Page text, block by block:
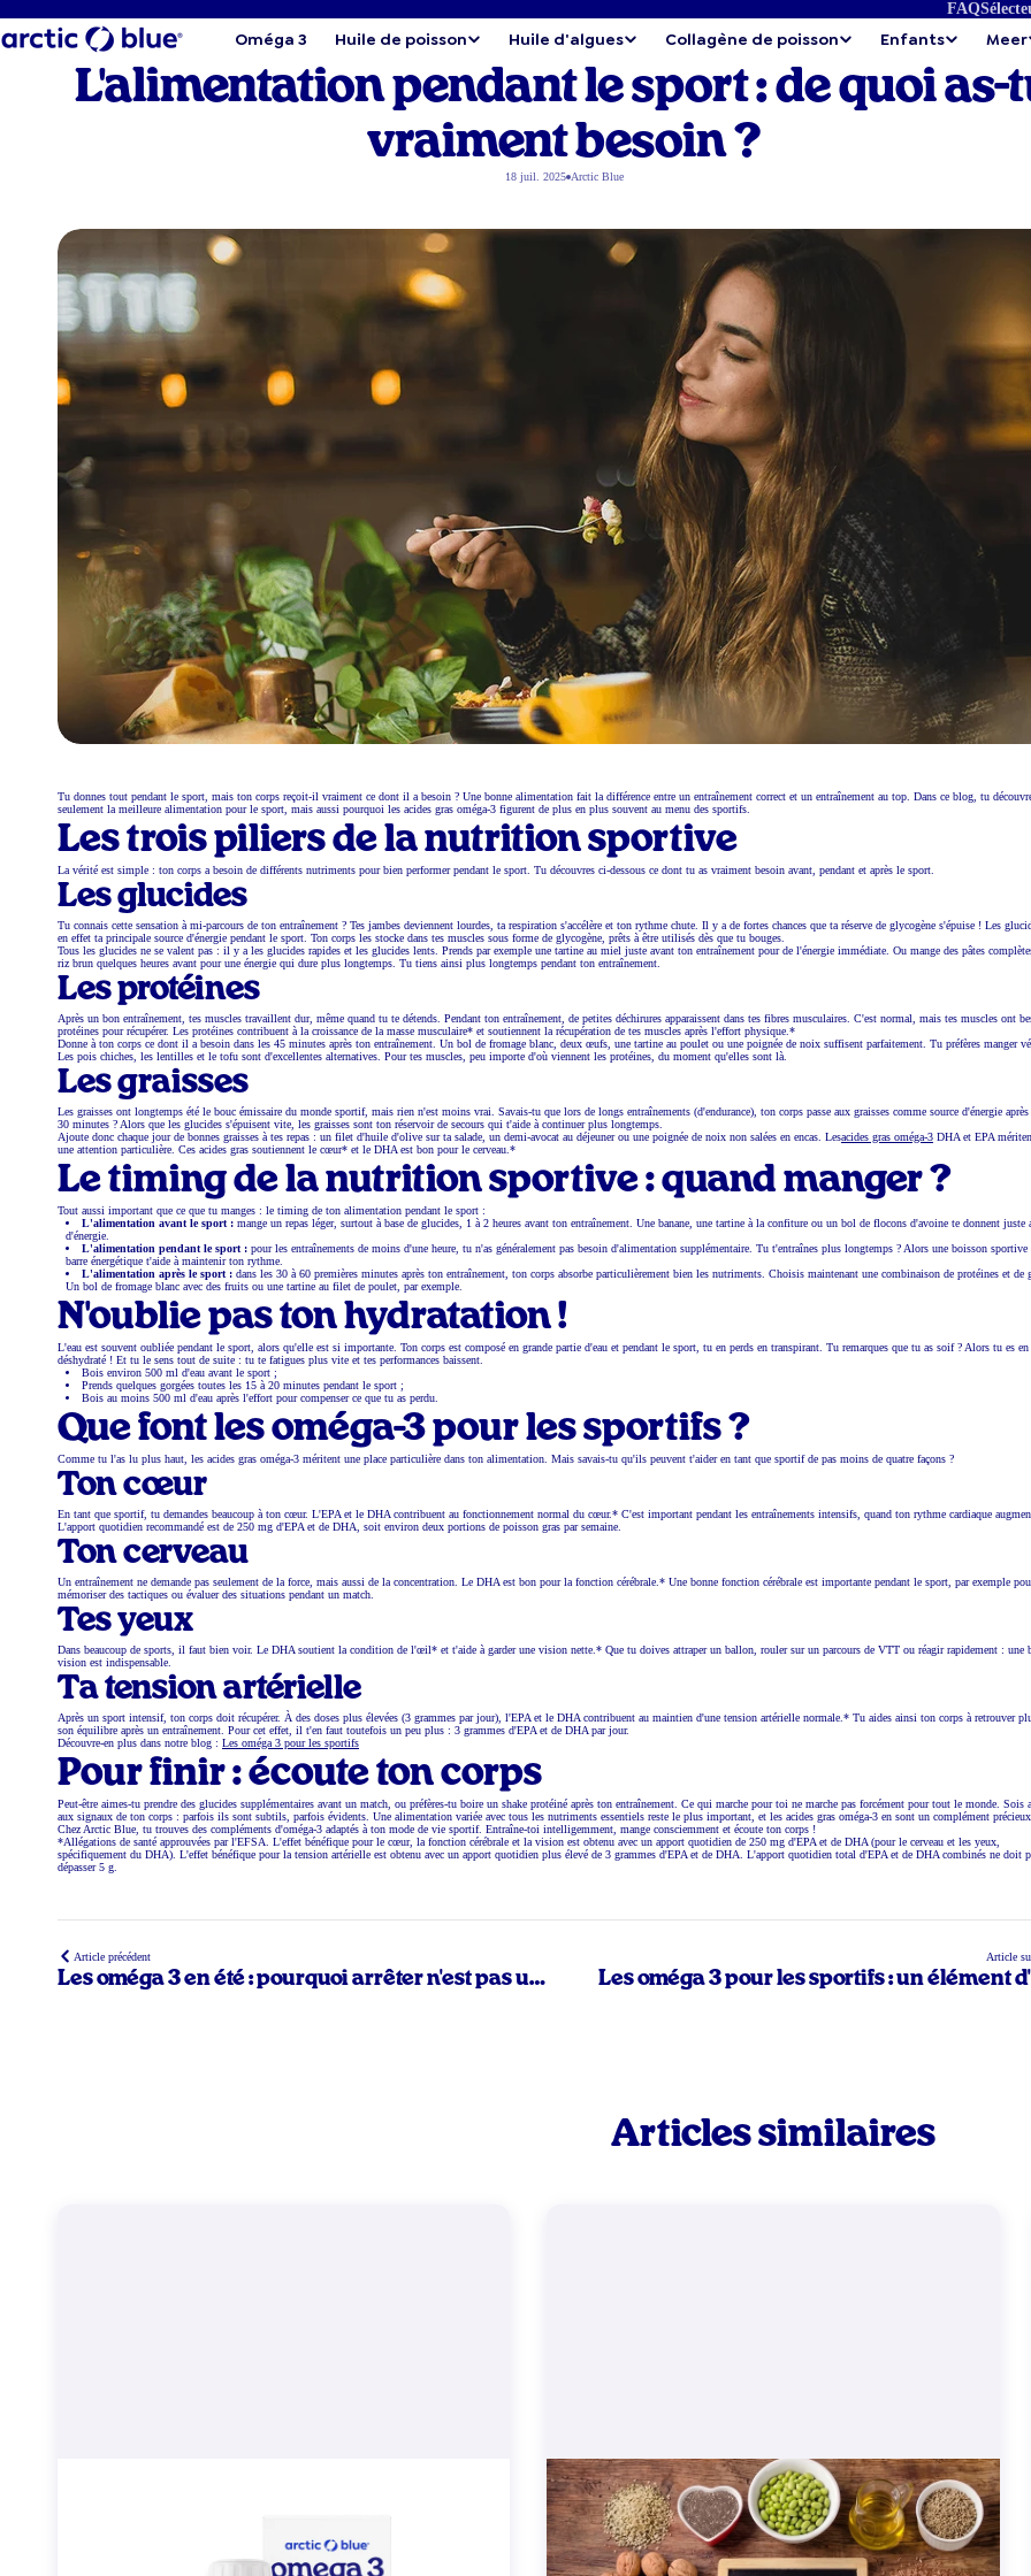
FAQ
Oméga 3 Huile de poisson Huile d'algues Collagène de poisson Enfants Meer
L'alimentation pendant le sport : de quoi as-
vraiment besoin ?
18 juil. 2025 Arctic Blue
Tu donnes tout pendant le sport, mais ton corps reçoit-il vraiment ce dont il a besoin ? Une bonne alimentation fait la différence entre un entraînement correct et un entraînement au top. Dans ce blog, tu
seulement la meilleure alimentation pour le sport, mais aussi pourquoi les acides gras oméga-3 figurent de plus en plus souvent au menu des sportifs.
Les trois piliers de la nutrition sportive
La vérité est simple : ton corps a besoin de différents nutriments pour bien performer pendant le sport. Tu découvres ci-dessous ce dont tu as vraiment besoin avant, pendant et après le sport.
Les glucides
Tu connais cette sensation à mi-parcours de ton entraînement ? Tes jambes deviennent lourdes, ta respiration s'accélère et ton rythme chute. Il y a de fortes chances que ta réserve de glycogène s'épuise ! Les
en effet ta principale source d'énergie pendant le sport. Ton corps les stocke dans tes muscles sous forme de glycogène, prêts à être utilisés dès que tu bouges.
Tous les glucides ne se valent pas : il y a les glucides rapides et les glucides lents. Prends par exemple une tartine au miel juste avant ton entraînement pour de l'énergie immédiate. Ou mange des pâtes
riz brun quelques heures avant pour une énergie qui dure plus longtemps. Tu tiens ainsi plus longtemps pendant ton entraînement.
Les protéines
Après un bon entraînement, tes muscles travaillent dur, même quand tu te détends. Pendant ton entraînement, de petites déchirures apparaissent dans tes fibres musculaires. C'est normal, mais tes muscles ont
protéines pour récupérer. Les protéines contribuent à la croissance de la masse musculaire* et soutiennent la récupération de tes muscles après l'effort physique.*
Donne à ton corps ce dont il a besoin dans les 45 minutes après ton entraînement. Un bol de fromage blanc, deux œufs, une tartine au poulet ou une poignée de noix suffisent parfaitement. Tu préfères manger
Les pois chiches, les lentilles et le tofu sont d'excellentes alternatives. Pour tes muscles, peu importe d'où viennent les protéines, du moment qu'elles sont là.
Les graisses
Les graisses ont longtemps été le bouc émissaire du monde sportif, mais rien n'est moins vrai. Savais-tu que lors de longs entraînements (d'endurance), ton corps passe aux graisses comme source d'énergie
30 minutes ? Alors que les glucides s'épuisent vite, les graisses sont ton réservoir de secours qui t'aide à continuer plus longtemps.
Ajoute donc chaque jour de bonnes graisses à tes repas : un filet d'huile d'olive sur ta salade, un demi-avocat au déjeuner ou une poignée de noix non salées en encas. Lesacides gras oméga-3 DHA et EPA
une attention particulière. Ces acides gras soutiennent le cœur* et le DHA est bon pour le cerveau.*
Le timing de la nutrition sportive : quand manger ?
Tout aussi important que ce que tu manges : le timing de ton alimentation pendant le sport :
L'alimentation avant le sport : mange un repas léger, surtout à base de glucides, 1 à 2 heures avant ton entraînement. Une banane, une tartine à la confiture ou un bol de flocons d'avoine te donnent juste
d'énergie.
L'alimentation pendant le sport : pour les entraînements de moins d'une heure, tu n'as généralement pas besoin d'alimentation supplémentaire. Tu t'entraînes plus longtemps ? Alors une boisson sportive
barre énergétique t'aide à maintenir ton rythme.
L'alimentation après le sport : dans les 30 à 60 premières minutes après ton entraînement, ton corps absorbe particulièrement bien les nutriments. Choisis maintenant une combinaison de protéines et de
Un bol de fromage blanc avec des fruits ou une tartine au filet de poulet, par exemple.
N'oublie pas ton hydratation !
L'eau est souvent oubliée pendant le sport, alors qu'elle est si importante. Ton corps est composé en grande partie d'eau et pendant le sport, tu en perds en transpirant. Tu remarques que tu as soif ? Alors tu es
déshydraté ! Et tu le sens tout de suite : tu te fatigues plus vite et tes performances baissent.
Bois environ 500 ml d'eau avant le sport ;
Prends quelques gorgées toutes les 15 à 20 minutes pendant le sport ;
Bois au moins 500 ml d'eau après l'effort pour compenser ce que tu as perdu.
Que font les oméga-3 pour les sportifs ?
Comme tu l'as lu plus haut, les acides gras oméga-3 méritent une place particulière dans ton alimentation. Mais savais-tu qu'ils peuvent t'aider en tant que sportif de pas moins de quatre façons ?
Ton cœur
En tant que sportif, tu demandes beaucoup à ton cœur. L'EPA et le DHA contribuent au fonctionnement normal du cœur.* C'est important pendant les entraînements intensifs, quand ton rythme cardiaque
L'apport quotidien recommandé est de 250 mg d'EPA et de DHA, soit environ deux portions de poisson gras par semaine.
Ton cerveau
Un entraînement ne demande pas seulement de la force, mais aussi de la concentration. Le DHA est bon pour la fonction cérébrale.* Une bonne fonction cérébrale est importante pendant le sport, par exemple
mémoriser des tactiques ou évaluer des situations pendant un match.
Tes yeux
Dans beaucoup de sports, il faut bien voir. Le DHA soutient la condition de l'œil* et t'aide à garder une vision nette.* Que tu doives attraper un ballon, rouler sur un parcours de VTT ou réagir rapidement : une
vision est indispensable.
Ta tension artérielle
Après un sport intensif, ton corps doit récupérer. À des doses plus élevées (3 grammes par jour), l'EPA et le DHA contribuent au maintien d'une tension artérielle normale.* Tu aides ainsi ton corps à retrouver
son équilibre après un entraînement. Pour cet effet, il t'en faut toutefois un peu plus : 3 grammes d'EPA et de DHA par jour.
Découvre-en plus dans notre blog : Les oméga 3 pour les sportifs
Pour finir : écoute ton corps
Peut-être aimes-tu prendre des glucides supplémentaires avant un match, ou préfères-tu boire un shake protéiné après ton entraînement. Ce qui marche pour toi ne marche pas forcément pour tout le monde. Sois
aux signaux de ton corps : parfois ils sont subtils, parfois évidents. Une alimentation variée avec tous les nutriments essentiels reste le plus important, et les acides gras oméga-3 en sont un complément précieux.
Chez Arctic Blue, tu trouves des compléments d'oméga-3 adaptés à ton mode de vie sportif. Entraîne-toi intelligemment, mange consciemment et écoute ton corps !
*Allégations de santé approuvées par l'EFSA. L'effet bénéfique pour le cœur, la fonction cérébrale et la vision est obtenu avec un apport quotidien de 250 mg d'EPA et de DHA (pour le cerveau et les yeux,
spécifiquement du DHA). L'effet bénéfique pour la tension artérielle est obtenu avec un apport quotidien plus élevé de 3 grammes d'EPA et de DHA. L'apport quotidien total d'EPA et de DHA combinés ne doit
dépasser 5 g.
Article précédent
Les oméga 3 en été : pourquoi arrêter n'est pas une
Article
Les oméga 3 pour les sportifs : un élément
Articles similaires